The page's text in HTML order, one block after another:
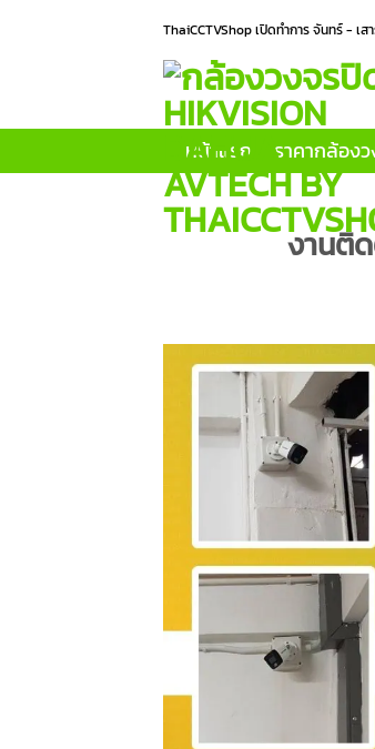
ThaiCCTVShop เปิดทำการ จันทร์ - เ
หน้าแรก ราคากล้อง
งานติ